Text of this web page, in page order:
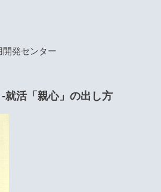
発センター
就活「親心」の出し方